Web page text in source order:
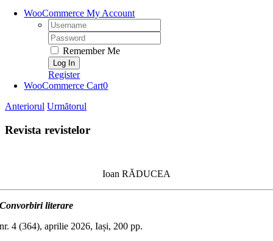
WooCommerce My Account
Username:
Password:
Remember Me
Register
WooCommerce Cart0
Anteriorul Următorul
Revista revistelor
Ioan RĂDUCEA
Convorbiri literare
nr. 4 (364), aprilie 2026, Iași, 200 pp.